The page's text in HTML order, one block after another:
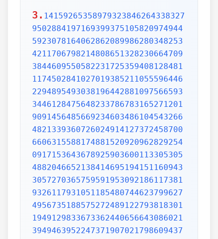
3. 1415926535897932384626433832795028841971693993751058209749445923078164062862089986280348253421170679821480865132823066470938446095505822317253594081284811174502841027019385211055596446229489549303819644288109756659334461284756482337867831652712019091456485669234603486104543266482133936072602491412737245870066063155881748815209209628292540917153643678925903600113305305488204665213841469519415116094330572703657595919530921861173819326117931051185480744623799627495673518857527248912279381830119491298336733624406566430860213949463952247371907021798609437027705392171762931767523846748184676694051320005681271452635608277857713427577896091736371787214684409012249534301465495853710507922796892589235420199561121290219608640344181598136297747713099605187072113499999983729780499510597317328160963185950244594553469083026425223082533446850352619311881710100031378387528865875332083814206171776691473035982534904287554687311595628638823537875937519577818577805321712268066130019278766111959092164201989380952572010654858632788659361533818279682303019520353018529689957736225994138912497217752834791315155748572424541506959508295331168617278558890750983817546374649393192550604009277016711390098488240128583616035637076601047101819429555961989467678374494482553797747268471040475346462080466842590694912933136770289891521047521620569660240580381501935112533824300355876402474964732639141992726042699227967823547816360093417216412199245863150302861829745557067498385054945885869269956909272107975093029553211653449872027559602364806654991198818347977535663698074265425278625518184175746728909777727938000816470600161452491921732172147723501414419735685481613611573525521334757418494684385233239073941433345477624168625189835694855620992192221842725502542568876717904946016534668049886272327917860857843838279679766814541009538837863609506800642251252051173929848960841284886269456042419652850222106611863067442786220391949450471237137869609563643719172874677646575739624138908658326459958133904780275900994657640789512694683983525957098258226205224894077267194782684826014769909026401363944374553050682034962524517493996514314298091906592509372216964615157098583874105978859597729754989301617539284681382686838689427741559918559252459539594310499725246808459872736446958486538367362226260991246080512438843904512441365497627807977156914359977001296160894416948685558484063534220722258284886481584560285060168427394522674676788952521385225499546667278239864565961163548862305774564980355936345681743241125150760694794510965960940252288797108931456691368672287489405601015033086179286809208747609178249385890097149096759852613655497818931297848216829989487226588048575640142704775551323796414515237462343645428584447952658678210511413547357395231134271661021359695362314429524849371871101457654035902799344037420073105785390621983874478084784896833214457138687519435064302184531910484810053706146806749192781911979399520614196634287544406437451237181921799983910159195618146751426912397489409071864942319615679452080951465502252316038819301420937621378559566389377870830390697920773467221825625996615014215030680384477345492026054146659252014974428507325186660021324340881907104863317346496514539057962685610055081066587969981635747363840525714591028970641401109712062804390397595156771577004203378699360072305587631763594218731251471205329281918261861258673215791984148488291644706095752706957220917567116722910981690915280173506712748583222871835209353965725121083579151369882091444210067510334671103141267111369908658516398315019701651511685171437657618351556508849099898599823873455283316355076479185358932261854896321329330898570642046752590709154814165498594616371802709819943099244889575712828905923233260972997120844335732654893823911932597463667305836041428138830320382490375898524374417029132765618093773444030707469211201913020330380197621101100449293215160842444859637669838952286847831235526582131449576857262433441893039686426243410773226978028073189154411010446823252716201052652272111660396665573092547110557853763466820653109896526918620564769312570586356620185581007293606598764861179104533488503461136576867532494416680396265797877185560845529654126654085306143444318586769751456614068007002378776591344017127494704205622305389945613140711270004078547332699390814546646458807972708266830634328587856983052358089330657574067954571637752542021149557615814002501262285941302164715509792592309907965473761255176567513575178296664547791745011299614890304639947132962107340437518957359614589019389713111790429782856475032031986915140287080859904801094121472213179476477726224142548545403321571853061422881375850430633217518297986622371721591607716692547487389866549494501146540628433663937900397692656721463853067360965712091807638327166416274888800786925602902284721040317211860820419000422966171196377921337575114959501566049631862947265473642523081770367515906735023507283540567040386743513622224771589150495309844489333096340878076932599397805419341447377441842631298608099888687413260472156951623965864573021631598193195167353812974167729478672422924654366800980676928238280689964004824354037014163149658979409243237896907069779422362508221688957383798623001593776471651228935786015881617557829735233446042815126272037343146531977774160319906655418763979293344195215413418994854447345673831624993419131814809277771038638773431772075456545322077709212019051660962804909263601975988281613323166636528619326686336062735676303544776280350450777235547105859548702790814356240145171806246436267945612753181340783303362542327839449753824372058353114771199260638133467768796959703098339130771098704085913374641442822772634659470474587847787201927715280731767907707157213444730605700733492436931138350493163128404251219256517980694113528013147013047816437885185290928545201165839341965621349143415956258658655705526904965209858033850722426482939728584783163057777560688876446248246857926039535277348030480290058760758251047470916439613626760449256274204208320856611906254543372131535958450687724602901618766795240616342522577195429162991930645537799140373404328752628889639958794757291746426357455254079091451357111369410911939325191076020825202618798531887705842972591677813149699009019211697173727847684726860849003377024242916513005005168323364350389517029893922334517220138128069650117844087451960121228599371623130171144484640903890644954440061986907548516026327505298349187407866808818338510228334508504860825039302133219715518430635455007668282949304137765527939751754613953984683393638304746119966538581538420568533862186725233402830871123282789212507712629463229563989898935821167456270102183564622013496715188190973038119800497340723961036854066431939509790190699639552453005450580685501956730229219139339185680344903982059551002263535361920419947455385938102343955449597783779023742161727111723643435439478221818528624085140066604433258885698670543154706965747458550332323342107301545940516553790686627333799585115625784322988273723198987571415957811196358330059408730681216028764962867446047746491599505497374256269010490377819868359381465741268049256487985561453723478673303904688383436346553794986419270563872931748723320837601123029911367938627089438799362016295154133714248928307220126901475466847653576164773794675200490757155527819653621323926406160136358155907422020203187277605277219005561484255518792530343513984425322341576233610642506390497500865627109535919465897514131034822769306247435363256916078154781811528436679570611086153315044521274739245449454236828860613408414863776700961207151249140430272538607648236341433462351897576645216413767969031495019108575984423919862916421939949072362346468441173940326591840443780513338945257423995082965912285085558215725031071257012668302402929525220118726767562204154205161841634847565169998116141010029960783869092916030288400269104140792886215078424516709087000699282120660418371806535567252532567532861291042487761825829765157959847035622262934860034158722980534989650226291748788202734209222245339856264766914905562842503912757710284027998066365825488926488025456610172967026640765590429099456815065265305371829412703369313785178609040708667114965583434347693385781711386455873678123014587687126603489139095620099393610310291616152881384379099042317473363948045759314931405297634757481193567091101377517210080315590248530906692037671922033229094334676851422144773793937517034436619910403375111735471918550464490263655128162288244625759163330391072253837421821408835086573917715096828874782656995995744906617583441375223970968340800535598491754173818839994469748676265516582765848358845314277568790029095170283529716344562129640435231176006651012412006597558512761785838292041974844236080071930457618932349229279650198751872127267507981255470958904556357921221033346697499235630254947802490114195212382815309114079073860251522742995818072471625916685451333123948049470791191532673430282441860414263639548000448002670496248201792896476697583183271314251702969234889627668440323260927524960357996469256504936818360900323809293459588970695365349406034021665443755890045632882250545255640564482465151875471196218443965825337543885690941130315095261793780029741207665147939425902989695946995565761218656196733786236256125216320862869222103274889218654364802296780705765615144632046927906821207388377814233562823608963208068222468012248261177185896381409183903673672220888321513755600372798394004152970028783076670944474560134556417254370906979396122571429894671543578468788614445812314593571984922528471605049221242470141214780573455105008019086996033027634787081081754501193071412233908663938339529425786905076431006383519834389341596131854347546495569781038293097164651438407007073604112373599843452251610507027056235266012764848308407611830130527932054274628654036036745328651057065874882256981579367897669742205750596834408697350201410206723585020072452256326513410559240190274216248439140359989535394590944070469120914093870012645600162374288021092764579310657922955249887275846101264836999892256959688159205600101655256375678